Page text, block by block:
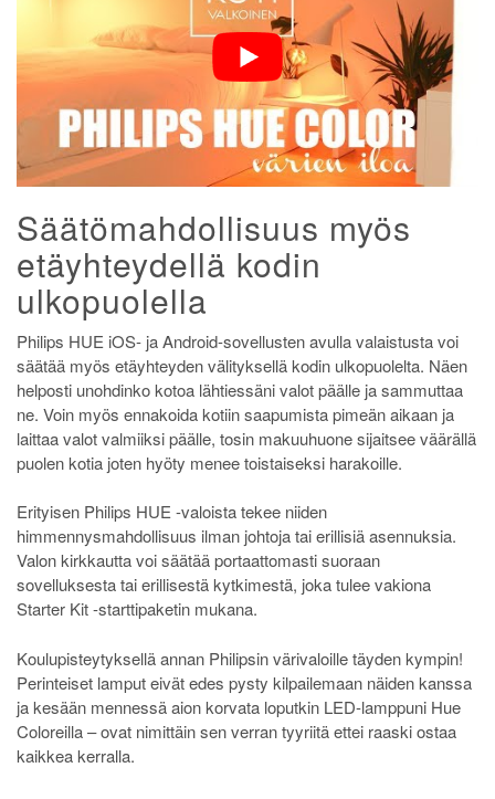
Säätömahdollisuus myös
etäyhteydellä kodin
ulkopuolella
Philips HUE iOS- ja Android-sovellusten avulla valaistusta voi
säätää myös etäyhteyden välityksellä kodin ulkopuolelta. Näen
helposti unohdinko kotoa lähtiessäni valot päälle ja sammuttaa
ne. Voin myös ennakoida kotiin saapumista pimeän aikaan ja
laittaa valot valmiiksi päälle, tosin makuuhuone sijaitsee väärällä
puolen kotia joten hyöty menee toistaiseksi harakoille.
Erityisen Philips HUE -valoista tekee niiden
himmennysmahdollisuus ilman johtoja tai erillisiä asennuksia.
Valon kirkkautta voi säätää portaattomasti suoraan
sovelluksesta tai erillisestä kytkimestä, joka tulee vakiona
Starter Kit -starttipaketin mukana.
Koulupisteytyksellä annan Philipsin värivaloille täyden kympin!
Perinteiset lamput eivät edes pysty kilpailemaan näiden kanssa
ja kesään mennessä aion korvata loputkin LED-lamppuni Hue
Coloreilla – ovat nimittäin sen verran tyyriitä ettei raaski ostaa
kaikkea kerralla.